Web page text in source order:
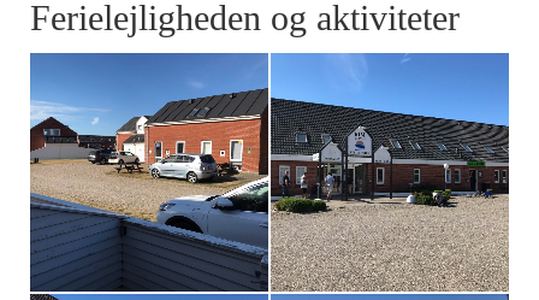
Ferielejligheden og aktiviteter